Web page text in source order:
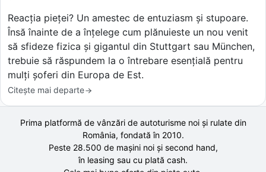
Reacția pieței? Un amestec de entuziasm și stupoare.
Însă înainte de a înțelege cum plănuieste un nou venit
să sfideze fizica și gigantul din Stuttgart sau München,
trebuie să răspundem la o întrebare esențială pentru
mulți șoferi din Europa de Est.
Citește mai departe
Prima platformă de vânzări de autoturisme noi și rulate din
România, fondată în 2010.
Peste 28.500 demașini noi și second hand,
în leasing sau cu plată cash.